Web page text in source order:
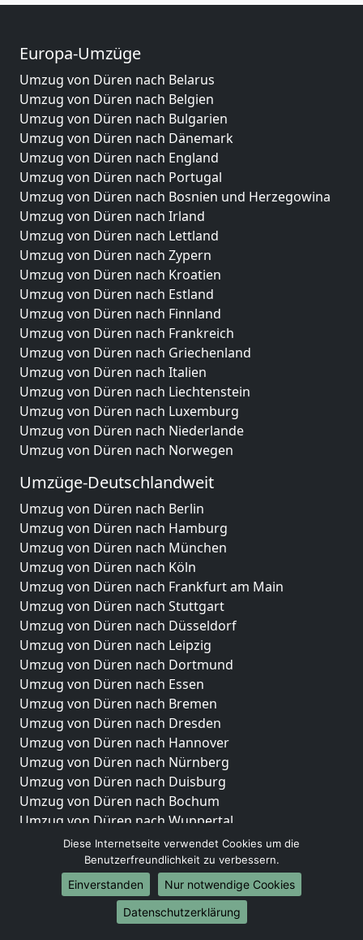
Europa-Umzüge
Umzug von Düren nach Belarus
Umzug von Düren nach Belgien
Umzug von Düren nach Bulgarien
Umzug von Düren nach Dänemark
Umzug von Düren nach England
Umzug von Düren nach Portugal
Umzug von Düren nach Bosnien und Herzegowina
Umzug von Düren nach Irland
Umzug von Düren nach Lettland
Umzug von Düren nach Zypern
Umzug von Düren nach Kroatien
Umzug von Düren nach Estland
Umzug von Düren nach Finnland
Umzug von Düren nach Frankreich
Umzug von Düren nach Griechenland
Umzug von Düren nach Italien
Umzug von Düren nach Liechtenstein
Umzug von Düren nach Luxemburg
Umzug von Düren nach Niederlande
Umzug von Düren nach Norwegen
Umzüge-Deutschlandweit
Umzug von Düren nach Berlin
Umzug von Düren nach Hamburg
Umzug von Düren nach München
Umzug von Düren nach Köln
Umzug von Düren nach Frankfurt am Main
Umzug von Düren nach Stuttgart
Umzug von Düren nach Düsseldorf
Umzug von Düren nach Leipzig
Umzug von Düren nach Dortmund
Umzug von Düren nach Essen
Umzug von Düren nach Bremen
Umzug von Düren nach Dresden
Umzug von Düren nach Hannover
Umzug von Düren nach Nürnberg
Umzug von Düren nach Duisburg
Umzug von Düren nach Bochum
Umzug von Düren nach Wuppertal
Umzug von Düren nach Bielefeld
Umzug von Düren nach Bonn
Umzug von Düren nach Münster
Internationale-Umzüge
Diese Internetseite verwendet Cookies um die
Benutzerfreundlichkeit zu verbessern.
Einverstanden
Nur notwendige Cookies
Datenschutzerklärung